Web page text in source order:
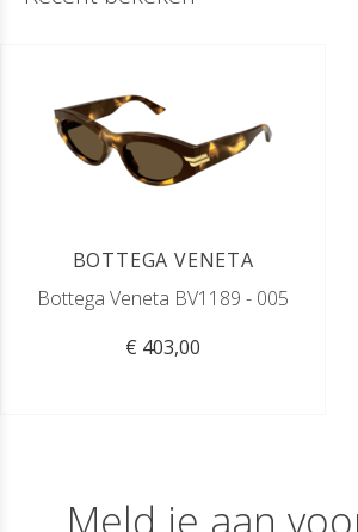
BOTTEGA VENETA
Bottega Veneta BV1189 - 005
€ 403,00
Meld je aan